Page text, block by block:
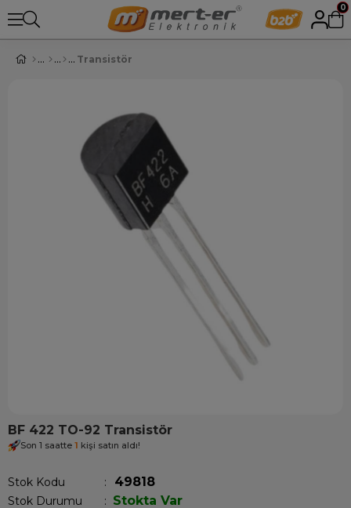
0
Transistör
BF 422 TO-92 Transistör
Son 1 saatte 1 kişi satın aldı!
Stok Kodu 49818
Stok Durumu : Stokta Var